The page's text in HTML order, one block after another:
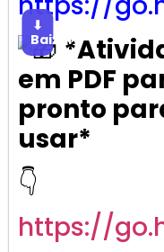
⬇
Baixar
em PDF
pronto
usar*
👇
https://go.